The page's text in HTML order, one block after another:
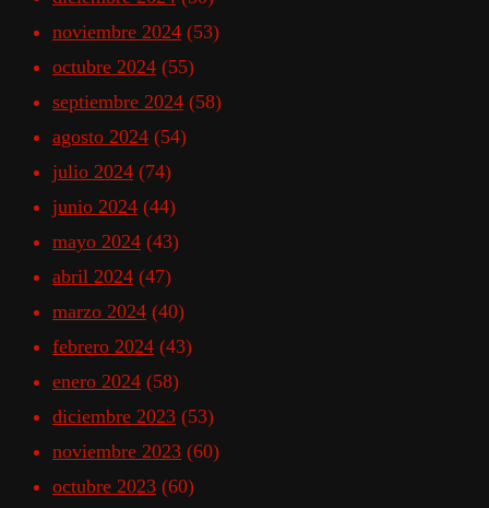
noviembre 2024 (53)
octubre 2024 (55)
septiembre 2024 (58)
agosto 2024 (54)
julio 2024 (74)
junio 2024 (44)
mayo 2024 (43)
abril 2024 (47)
marzo 2024 (40)
febrero 2024 (43)
enero 2024 (58)
diciembre 2023 (53)
noviembre 2023 (60)
octubre 2023 (60)